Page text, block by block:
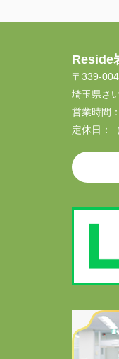
Reside
〒339-
埼玉県さ
営業時間：
定休日：